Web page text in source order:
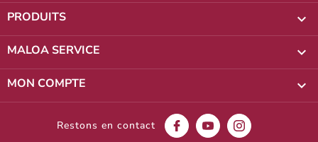
PRODUITS 
MALOA SERVICE 
MON COMPTE 
Restons en contact